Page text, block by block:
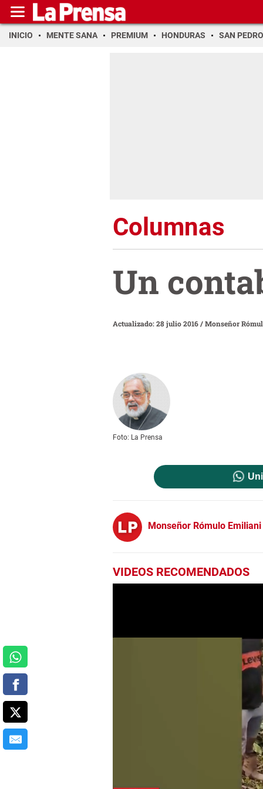
INICIO MENTE SANA PREMIUM HONDURAS SAN PEDRO
Columnas
Un
Actualizado: 28 julio 2016/Monseñor
Foto: La Prensa
Monseñor Rómulo Emiliani
VIDEOS RECOMENDADOS